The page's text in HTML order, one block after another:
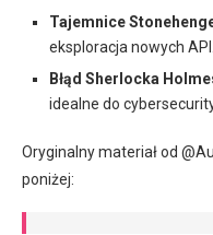
Tajemnice
eksploracja nowych API.
Błąd Sherlocka
idealne do
Oryginalny materiał od
poniżej: